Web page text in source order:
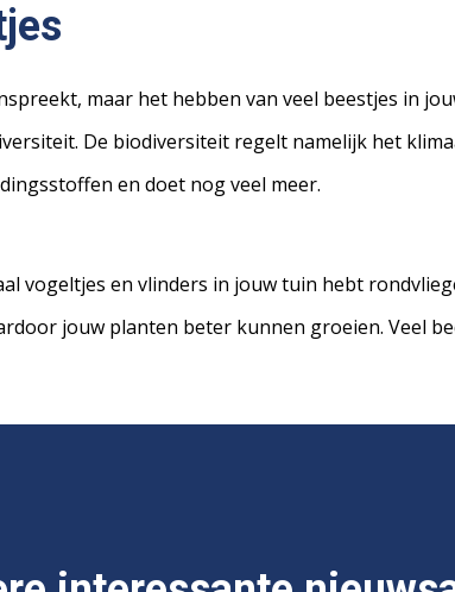
maar het hebben van veel beestjes in
De biodiversiteit regelt namelijk het
en doet nog veel meer.
vogeltjes en vlinders in jouw tuin hebt
jouw planten beter kunnen groeien. Veel